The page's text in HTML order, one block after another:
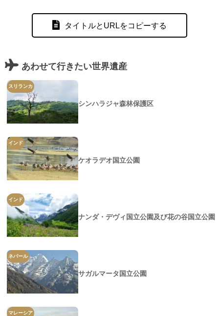
タイトルとURLをコピーする
あわせて行きたい世界遺産
スリランカ
シンハラジャ森林保護区
インド
ケオラデオ国立公園
インド
ナンダ・デヴィ国立公園及び花の谷国立公園
ネパール
サガルマータ国立公園
マレーシア